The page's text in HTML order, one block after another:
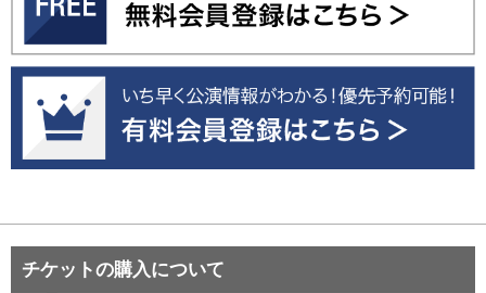
チケットの購入について